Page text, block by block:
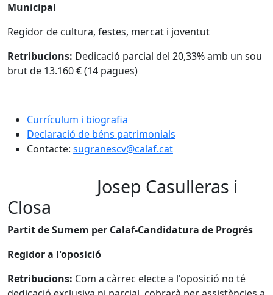
Municipal
Regidor de cultura, festes, mercat i joventut
Retribucions: Dedicació parcial del 20,33% amb un sou
brut de 13.160 € (14 pagues)
Currículum i biografia
Declaració de béns patrimonials
Contacte: sugranescv@calaf.cat
Josep Casulleras i
Closa
Partit de Sumem per Calaf-Candidatura de Progrés
Regidor a l'oposició
Retribucions: Com a càrrec electe a l'oposició no té